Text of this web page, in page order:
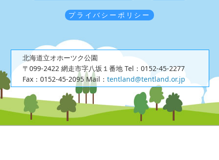
プライバシーポリシー
北海道立オホーツク公園
〒099-2422 網走市字八坂１番地 Tel：0152-45-2277
Fax：0152-45-2095Mail： tentland@tentland.or.jp